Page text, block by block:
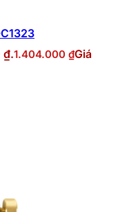
₫.1.404.000 ₫Giá